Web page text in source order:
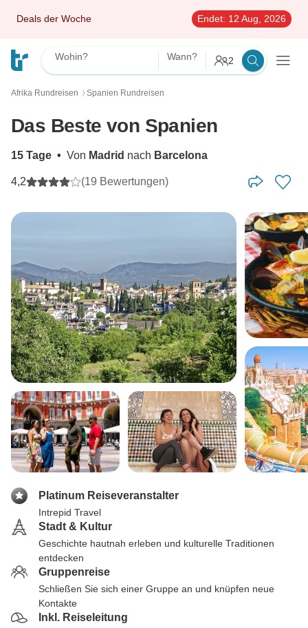
Deals der Woche Endet: 12 Aug, 2026
Wohin? Wann? 2
Afrika Rundreisen 〉 Spanien Rundreisen
Das Beste von Spanien
15 Tage • Von Madrid nach Barcelona
4,2 (19 Bewertungen)
Platinum Reiseveranstalter
Intrepid Travel
Stadt & Kultur
Geschichte hautnah erleben und kulturelle Traditionen
entdecken
Gruppenreise
Schließen Sie sich einer Gruppe an und knüpfen neue
Kontakte
Inkl. Reiseleitung